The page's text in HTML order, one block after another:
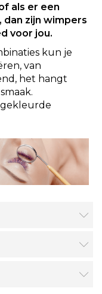
als er een
zijn wimpers
voor jou.
kun je
van
het hangt
gekleurde